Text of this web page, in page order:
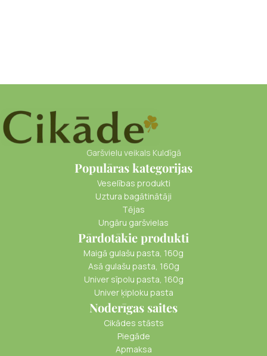
Garšvielu veikals Kuldīgā
Populāras kategorijas
Veselības produkti
Uztura bagātinātāji
Tējas
Ungāru garšvielas
Pārdotākie produkti
Maigā gulašu pasta, 160g
Asā gulašu pasta, 160g
Univer sīpolu pasta, 160g
Univer ķiploku pasta
Noderīgas saites
Cikādes stāsts
Piegāde
Apmaksa